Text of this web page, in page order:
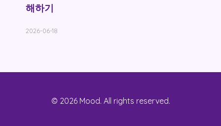
해하기
2026-06-18
© 2026 Mood. All rights reserved.